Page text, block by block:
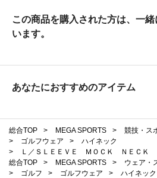
この商品を購入された方は、一
います。
あなたにおすすめのアイテム
総合TOP > MEGA SPORTS > 競技・ス
>
ゴルフウェア >
ハイネック
>
Ｌ／ＳＬＥＥＶＥ ＭＯＣＫ ＮＥＣＫ
総合TOP
> MEGA SPORTS >
ウェア・
>
ゴルフ > ゴルフウェア >
ハイネック